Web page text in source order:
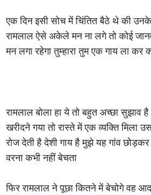
एक दिन इसी सोच में चिंतित बैठे थे की
रामलाल ऐसे अकेले मन ना लगे तो कोई
मन लगा रहेगा तुम्हारा तुम एक गाय ला कर
रामलाल बोला हा ये तो बहुत अच्छा सुझाव
खरीदने गया तो रास्ते में एक व्यक्ति मिला
रोज देती है देशी गाय है मुझे यह गांव
वरना कभी नहीं बेचता
फिर रामलाल ने पूछा कितने में बेचोगे वह